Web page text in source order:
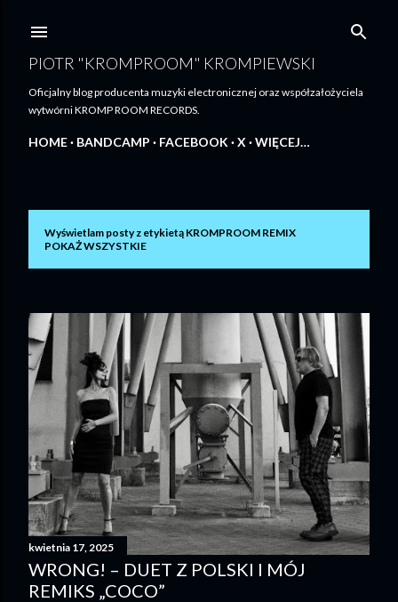
PIOTR "KROMPROOM" KROMPIEWSKI
Oficjalny blog producenta muzyki electronicznej oraz współzałożyciela
wytwórni KROMP ROOM RECORDS.
HOME BANDCAMP FACEBOOK X WIĘCEJ…
s
t
y
Wyświetlam posty z etykietą KROMPROOM REMIX
POKAŻ WSZYSTKIE
kwietnia 17, 2025
WRONG! – DUET Z POLSKI I MÓJ
REMIKS „COCO”